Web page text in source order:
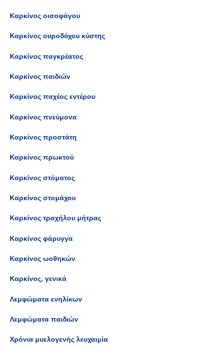
Καρκίνος οισοφάγου
Καρκίνος ουροδόχου κύστης
Καρκίνος παγκρέατος
Καρκίνος παιδιών
Καρκίνος παχέος εντέρου
Καρκίνος πνεύμονα
Καρκίνος προστάτη
Καρκίνος πρωκτού
Καρκίνος στόματος
Καρκίνος στομάχου
Καρκίνος τραχήλου μήτρας
Καρκίνος φάρυγγα
Καρκίνος ωοθηκών
Καρκίνος, γενικά
Λεμφώματα ενηλίκων
Λεμφώματα παιδιών
Χρόνια μυελογενής λευχαιμία